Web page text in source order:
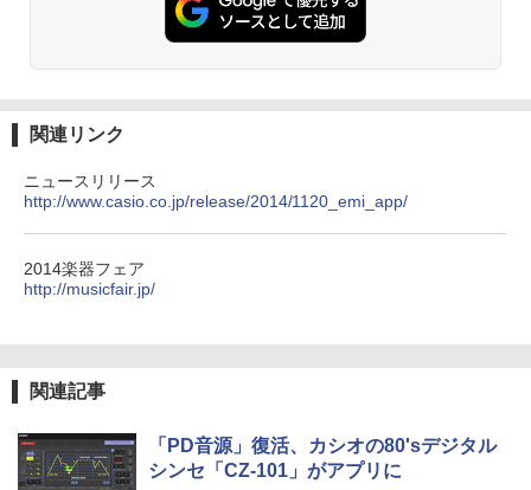
関連リンク
ニュースリリース
http://www.casio.co.jp/release/2014/1120_emi_app/
2014楽器フェア
http://musicfair.jp/
関連記事
「PD音源」復活、カシオの80'sデジタル
シンセ「CZ-101」がアプリに